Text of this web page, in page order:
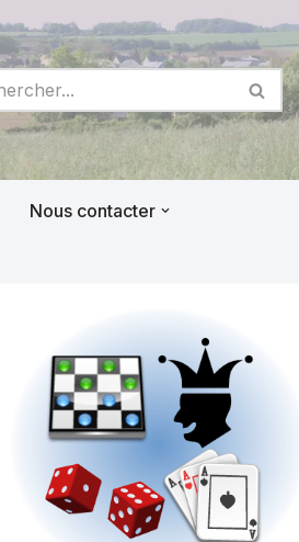
Nous contacter
Office 365